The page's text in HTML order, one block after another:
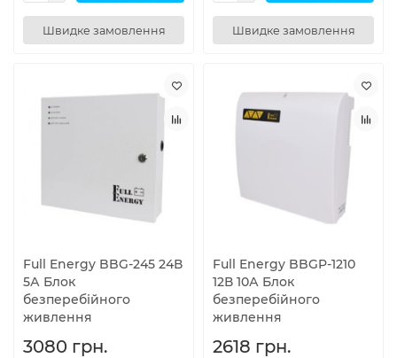
Швидке замовлення Швидке замовлення
Full Energy BBG-245 24В
5А Блок
безперебійного
живлення
3080 грн.
Full Energy BBGP-1210
12В 10А Блок
безперебійного
живлення
2618 грн.